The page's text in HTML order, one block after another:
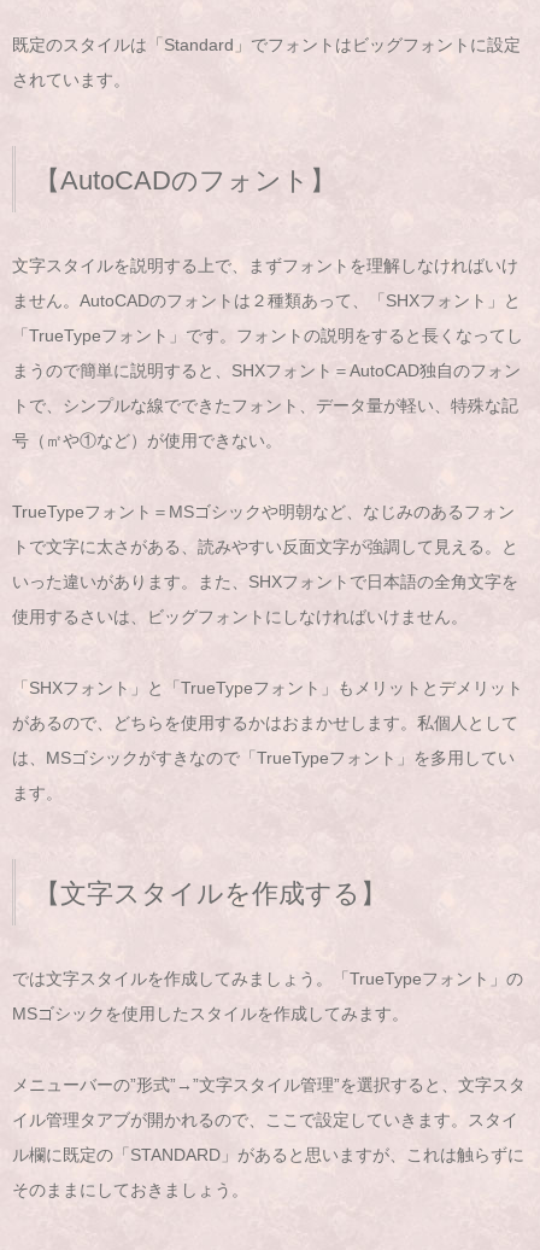
既定のスタイルは「Standard」でフォントはビッグフォントに設定
されています。
【AutoCADのフォント】
文字スタイルを説明する上で、まずフォントを理解しなければいけ
ません。AutoCADのフォントは２種類あって、「SHXフォント」と
「TrueTypeフォント」です。フォントの説明をすると長くなってし
まうので簡単に説明すると、SHXフォント＝AutoCAD独自のフォン
トで、シンプルな線でできたフォント、データ量が軽い、特殊な記
号（㎡や①など）が使用できない。
TrueTypeフォント＝MSゴシックや明朝など、なじみのあるフォン
トで文字に太さがある、読みやすい反面文字が強調して見える。と
いった違いがあります。また、SHXフォントで日本語の全角文字を
使用するさいは、ビッグフォントにしなければいけません。
「SHXフォント」と「TrueTypeフォント」もメリットとデメリット
があるので、どちらを使用するかはおまかせします。私個人として
は、MSゴシックがすきなので「TrueTypeフォント」を多用してい
ます。
【文字スタイルを作成する】
では文字スタイルを作成してみましょう。「TrueTypeフォント」の
MSゴシックを使用したスタイルを作成してみます。
メニューバーの”形式”→”文字スタイル管理”を選択すると、文字スタ
イル管理タアブが開かれるので、ここで設定していきます。スタイ
ル欄に既定の「STANDARD」があると思いますが、これは触らずに
そのままにしておきましょう。